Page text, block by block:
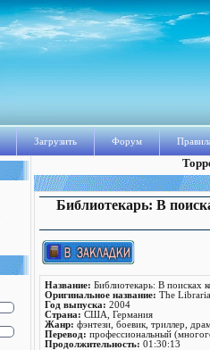
Загрузить Форум
Библиотекарь: В
Название: Библиотекарь: В поисках
Оригинальное название: The
Год выпуска: 2004
Страна: США, Германия
Жанр: фэнтези, боевик, триллер,
Перевод: профессиональный
Продолжительность: 01:30:13